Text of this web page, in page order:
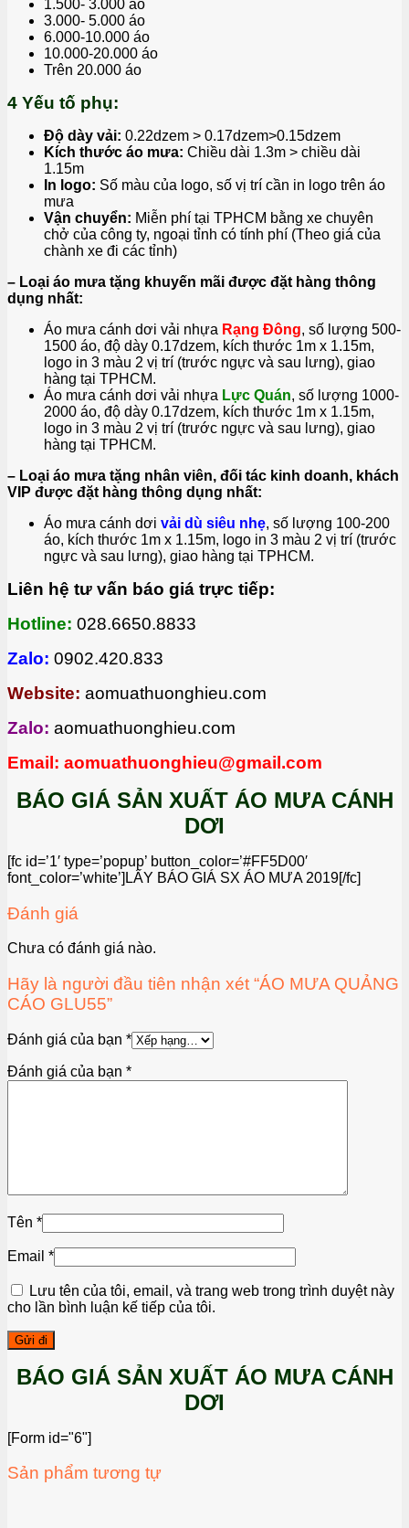
1.500- 3.000 áo
3.000- 5.000 áo
6.000-10.000 áo
10.000-20.000 áo
Trên 20.000 áo
4 Yếu tố phụ:
Độ dày vải: 0.22dzem > 0.17dzem>0.15dzem
Kích thước áo mưa: Chiều dài 1.3m > chiều dài
1.15m
In logo: Số màu của logo, số vị trí cần in logo trên áo
mưa
Vận chuyển: Miễn phí tại TPHCM bằng xe chuyên
chở của công ty, ngoại tỉnh có tính phí (Theo giá của
chành xe đi các tỉnh)
– Loại áo mưa tặng khuyến mãi được đặt hàng thông
dụng nhất:
Áo mưa cánh dơi vải nhựa Rạng Đông, số lượng 500-
1500 áo, độ dày 0.17dzem, kích thước 1m x 1.15m,
logo in 3 màu 2 vị trí (trước ngực và sau lưng), giao
hàng tại TPHCM.
Áo mưa cánh dơi vải nhựa Lực Quán, số lượng 1000-
2000 áo, độ dày 0.17dzem, kích thước 1m x 1.15m,
logo in 3 màu 2 vị trí (trước ngực và sau lưng), giao
hàng tại TPHCM.
– Loại áo mưa tặng nhân viên, đối tác kinh doanh, khách
VIP được đặt hàng thông dụng nhất:
Áo mưa cánh dơi vải dù siêu nhẹ, số lượng 100-200
áo, kích thước 1m x 1.15m, logo in 3 màu 2 vị trí (trước
ngực và sau lưng), giao hàng tại TPHCM.
Liên hệ tư vấn báo giá trực tiếp:
Hotline: 028.6650.8833
Zalo: 0902.420.833
Website: aomuathuonghieu.com
Zalo: aomuathuonghieu.com
Email: aomuathuonghieu@gmail.com
BÁO GIÁ SẢN XUẤT ÁO MƯA CÁNH
DƠI
[fc id=’1′ type=’popup’ button_color=’#FF5D00′
font_color=’white’]LẤY BÁO GIÁ SX ÁO MƯA 2019[/fc]
Đánh giá
Chưa có đánh giá nào.
Hãy là người đầu tiên nhận xét “ÁO MƯA QUẢNG
CÁO GLU55”
Đánh giá của bạn *
Đánh giá của bạn *
Tên *
Email *
Lưu tên của tôi, email, và trang web trong trình duyệt này
cho lần bình luận kế tiếp của tôi.
BÁO GIÁ SẢN XUẤT ÁO MƯA CÁNH
DƠI
[Form id="6"]
Sản phẩm tương tự